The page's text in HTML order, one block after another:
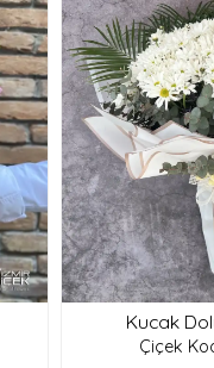
Kucak
Çiçek